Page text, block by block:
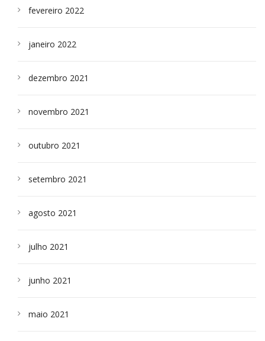
fevereiro 2022
janeiro 2022
dezembro 2021
novembro 2021
outubro 2021
setembro 2021
agosto 2021
julho 2021
junho 2021
maio 2021